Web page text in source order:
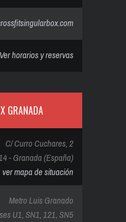
Ver horarios y reservas
GRANADA
C/ Curro Cuchares, 2
- Granada (España)
ver mapa de situación
Metro Luis Granado
U1, SN1, 121, SN5